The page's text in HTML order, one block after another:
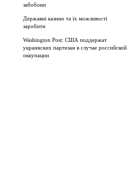
забобони
Державні казино та їх можливості
заробити
Washington Post: США поддержат
украинских партизан в случае российской
оккупации